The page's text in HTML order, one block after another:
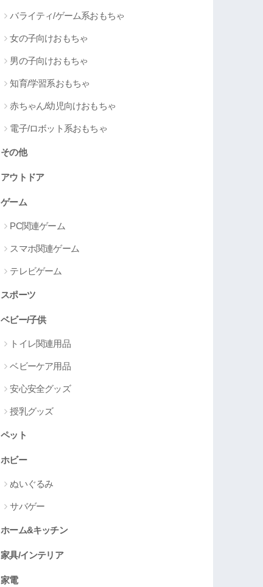
バライティ/ゲーム系おもちゃ
女の子向けおもちゃ
男の子向けおもちゃ
知育/学習系おもちゃ
赤ちゃん/幼児向けおもちゃ
電子/ロボット系おもちゃ
その他
アウトドア
ゲーム
PC関連ゲーム
スマホ関連ゲーム
テレビゲーム
スポーツ
ベビー/子供
トイレ関連用品
ベビーケア用品
安心安全グッズ
授乳グッズ
ペット
ホビー
ぬいぐるみ
サバゲー
ホーム&キッチン
家具/インテリア
家電